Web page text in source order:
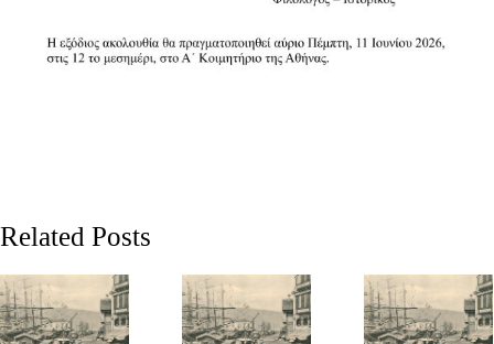
Related Posts